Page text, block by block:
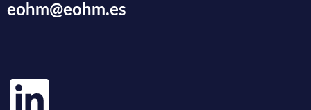
eohm@eohm.es